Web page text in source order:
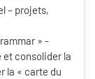
– projets,
» -
consolider la
la « carte du